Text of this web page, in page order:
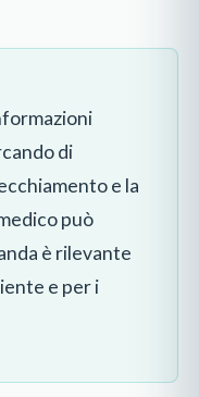
di
e la
può
è rilevante
e per i